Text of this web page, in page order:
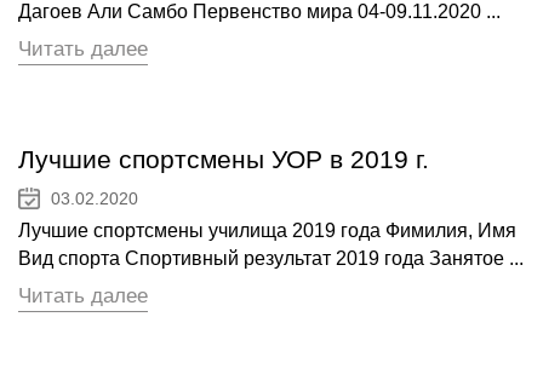
Дагоев Али Самбо Первенство мира 04-09.11.2020 ...
Читать далее
Лучшие спортсмены УОР в 2019 г.
03.02.2020
Лучшие спортсмены училища 2019 года Фимилия, Имя
Вид спорта Спортивный результат 2019 года Занятое ...
Читать далее